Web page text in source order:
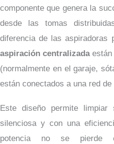
componente que genera la
desde las tomas
diferencia de las aspiradoras
aspiración centralizadaestán
(normalmente en el garaje,
están conectados a una red
Este diseño permite
silenciosa y con una
potencia no se pierde